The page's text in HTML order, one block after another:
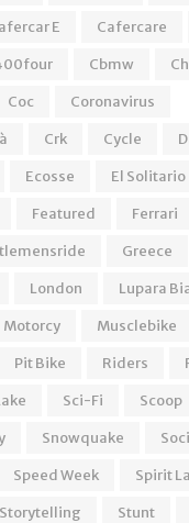
E Cafercare
Cbmw
Coc
Coronavirus
Crk Cycle
Ecosse El Solitario
Featured Ferrari
Greece
London
Lupara
Motorcy Musclebike
Pit Bike Riders
Sci-Fi Scoop
Snowquake
Speed Week
Spirit
Storytelling Stunt